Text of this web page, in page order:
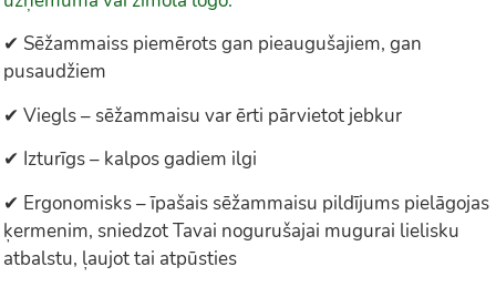
✔ Sēžammaiss piemērots gan pieaugušajiem, gan
pusaudžiem
✔ Viegls – sēžammaisu var ērti pārvietot jebkur
✔ Izturīgs – kalpos gadiem ilgi
✔ Ergonomisks – īpašais sēžammaisu pildījums pielāgojas
ķermenim, sniedzot Tavai nogurušajai mugurai lielisku
atbalstu, ļaujot tai atpūsties